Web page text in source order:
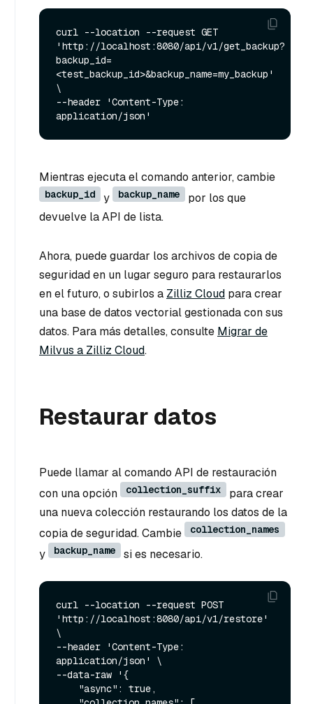
curl --location --request GET
'http://localhost:8080/api/v1/get_backup?
backup_id=
<test_backup_id>&backup_name=my_backup'
\
--header 'Content-Type:
Mientras ejecuta el comando anterior, cambie
backup_id y backup_name
por los que
devuelve la API de lista.
Ahora, puede guardar los archivos de copia de
seguridad en un lugar seguro para restaurarlos
en el futuro, o subirlos a Zilliz Cloud para crear
una base de datos vectorial gestionada con sus
datos. Para más detalles, consulte Migrar de
Milvus a Zilliz Cloud.
Restaurar datos
Puede llamar al comando API de restauración
con una opción
collection_suffix
para crear
una nueva colección restaurando los datos de la
copia de seguridad. Cambie
collection_names
y backup_name si es necesario.
curl --location --request POST
'http://localhost:8080/api/v1/restore'
\
--header 'Content-Type:
application/json' \
--data-raw '{